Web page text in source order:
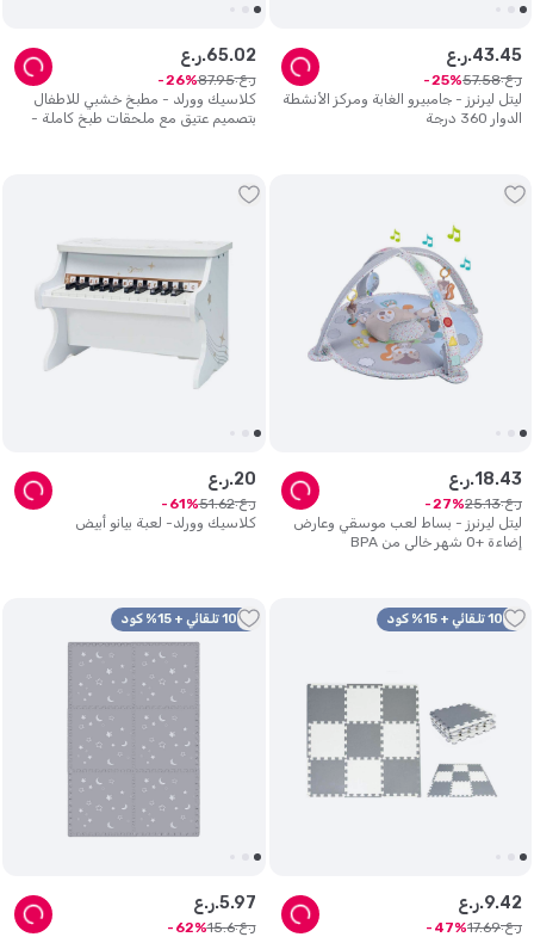
ليتل ليرنرز - جامبيرو الغابة ومركز الأنشطة
الدوار 360 درجة
ر.ع.43.45
ر.ع. 57.58
25
كلاسيك وورلد - مطبخ خشبي للاطفال
بتصميم عتيق مع ملحقات طبخ كاملة -
ر.ع.65.02
ر.ع. 87.95
26
ليتل ليرنرز - بساط لعب موسقي وعارض
إضاءة +0 شهر خالي من BPA
ر.ع.18.43
ر.ع. 25.13
27
كلاسيك وورلد- لعبة بيانو أبيض
ر.ع.20
ر.ع. 51.62
61
10% تلقائي + 15% كود
ر.ع.9.42
ر.ع. 17.69
47
10% تلقائي + 15% كود
ر.ع.5.97
ر.ع. 15.6
62